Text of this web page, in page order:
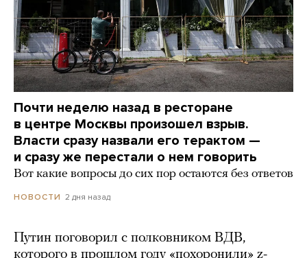
Почти неделю назад в ресторане
в центре Москвы произошел взрыв.
Власти сразу назвали его терактом —
и сразу же перестали о нем говорить
Вот какие вопросы до сих пор остаются без ответов
НОВОСТИ 2 дня назад
Путин поговорил с полковником ВДВ,
которого в прошлом году «похоронили» z-